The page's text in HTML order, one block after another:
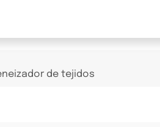
de tejidos